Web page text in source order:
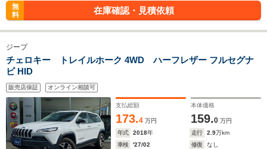
無
料
在庫確認・見積依頼
ジープ
チェロキー トレイルホーク 4WD ハーフレザー フルセグナ
ビ HID
販売店保証 オンライン相談可
支払総額
173.4 万円
本体価格
159.0 万円
年式
2018年 走行 2.9万km
車検
'27/02 修復
なし